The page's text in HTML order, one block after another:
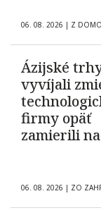
06. 08. 2026 | Z
Ázijské
vyvíjali
firmy opäť
zamierili
06. 08. 2026 | ZO